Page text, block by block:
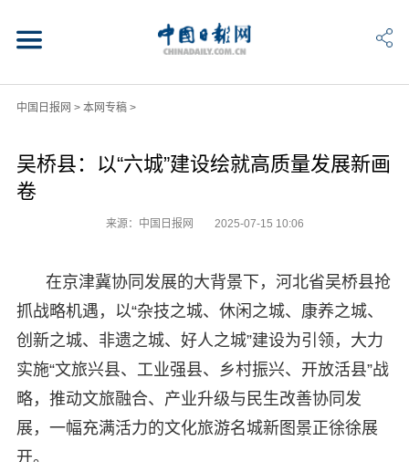
中国日报网 > 本网专稿>
吴桥县：以“六城”建设绘就高质量发展新画
卷
来源：中国日报网 2025-07-15 10:06
在京津冀协同发展的大背景下，河北省吴桥县抢
抓战略机遇，以“杂技之城、休闲之城、康养之城、
创新之城、非遗之城、好人之城”建设为引领，大力
实施“文旅兴县、工业强县、乡村振兴、开放活县”战
略，推动文旅融合、产业升级与民生改善协同发
展，一幅充满活力的文化旅游名城新图景正徐徐展
开。